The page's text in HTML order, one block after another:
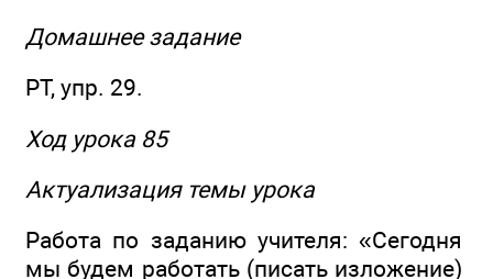
Домашнее задание
РТ, упр. 29.
Ход урока 85
Актуализация темы урока
Работа по заданию учителя: «Сегодня
мы будем работать (писать изложение)